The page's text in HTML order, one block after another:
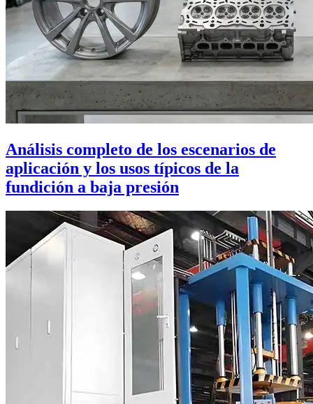
Análisis completo de los escenarios de
aplicación y los usos típicos de la
fundición a baja presión